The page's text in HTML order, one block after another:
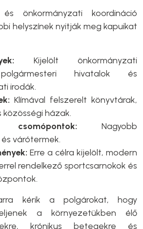
önkormányzati koordináció
helyszínek nyitják meg kapuikat
Kijelölt önkormányzati
hivatalok és
irodák.
Klímával felszerelt könyvtárak,
közösségi házak.
csomópontok: Nagyobb
várótermek.
Erre a célra kijelölt, modern
rendelkező sportcsarnokok és
kérik a polgárokat, hogy
a környezetükben élő
krónikus betegekre és